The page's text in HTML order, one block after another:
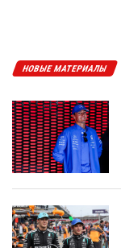
НОВЫЕ МАТЕРИАЛЫ